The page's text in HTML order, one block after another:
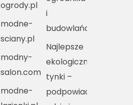
ogrody.pl
modne-
sciany.pl
modny-
salon.com.pl
modne-
i
budowlańca
Najlepsze
ekologiczne
tynki –
podpowiadamy,